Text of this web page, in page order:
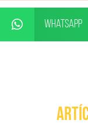
WhatsApp